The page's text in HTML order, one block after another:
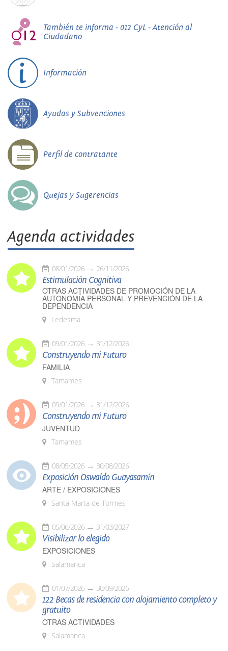
También te informa - 012 CyL - Atención al
Ciudadano
Información
Ayudas y Subvenciones
Perfil de contratante
Quejas y Sugerencias
Agenda actividades
08/01/2026 26/11/2026
Estimulación Cognitiva
OTRAS ACTIVIDADES DE PROMOCIÓN DE LA
AUTONOMÍA PERSONAL Y PREVENCIÓN DE LA
DEPENDENCIA
Ledesma
09/01/2026 31/12/2026
Construyendo mi Futuro
FAMILIA
Tamames
09/01/2026 31/12/2026
Construyendo mi Futuro
JUVENTUD
Tamames
08/05/2026 30/08/2026
Exposición Oswaldo Guayasamín
ARTE / EXPOSICIONES
Santa Marta de Tormes
05/06/2026 31/03/2027
Visibilizar lo elegido
EXPOSICIONES
Salamanca
01/07/2026 30/09/2026
122 Becas de residencia con alojamiento completo y
gratuito
OTRAS ACTIVIDADES
Salamanca